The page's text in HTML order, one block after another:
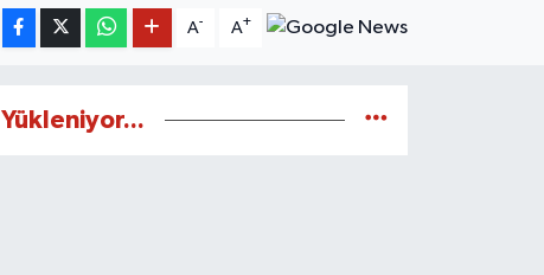
A- A+
Yükleniyor...